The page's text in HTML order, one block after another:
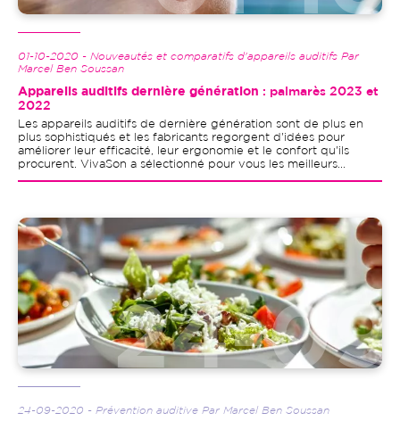
01-10-2020 - Nouveautés et comparatifs d'appareils auditifs Par
Marcel Ben Soussan
Appareils auditifs dernière génération : palmarès 2023 et
2022
Les appareils auditifs de dernière génération sont de plus en
plus sophistiqués et les fabricants regorgent d'idées pour
améliorer leur efficacité, leur ergonomie et le confort qu'ils
procurent. VivaSon a sélectionné pour vous les meilleurs...
Image
24-09-2020 - Prévention auditive Par Marcel Ben Soussan